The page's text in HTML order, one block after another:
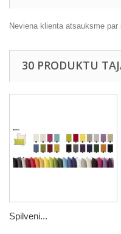
Neviena klienta atsauksme par
30 PRODUKTU
Spilveni...